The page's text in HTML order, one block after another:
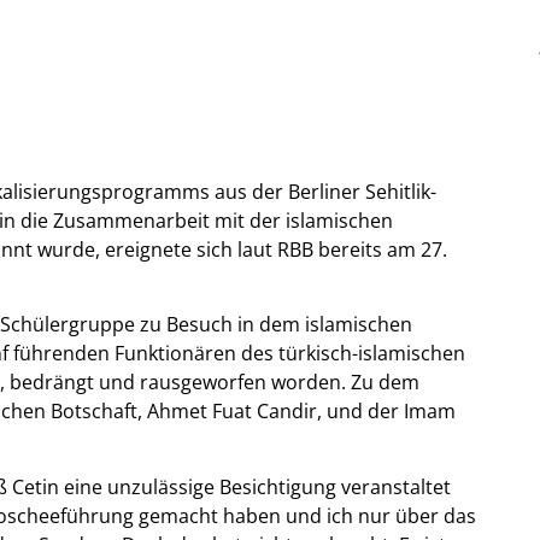
aus der Berliner Sehitlik-
die Zusammenarbeit mit der islamischen
wurde, ereignete sich laut RBB bereits am 27.
zu Besuch in dem islamischen
führenden Funktionären des türkisch-islamischen
und rausgeworfen worden. Zu dem
Botschaft, Ahmet Fuat Candir, und der Imam
eine unzulässige Besichtigung veranstaltet
gemacht haben und ich nur über das